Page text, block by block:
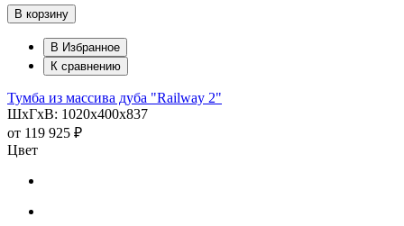
В корзину
В Избранное
К сравнению
Тумба из массива дуба "Railway 2"
ШхГхВ: 1020х400х837
от 119 925 ₽
Цвет